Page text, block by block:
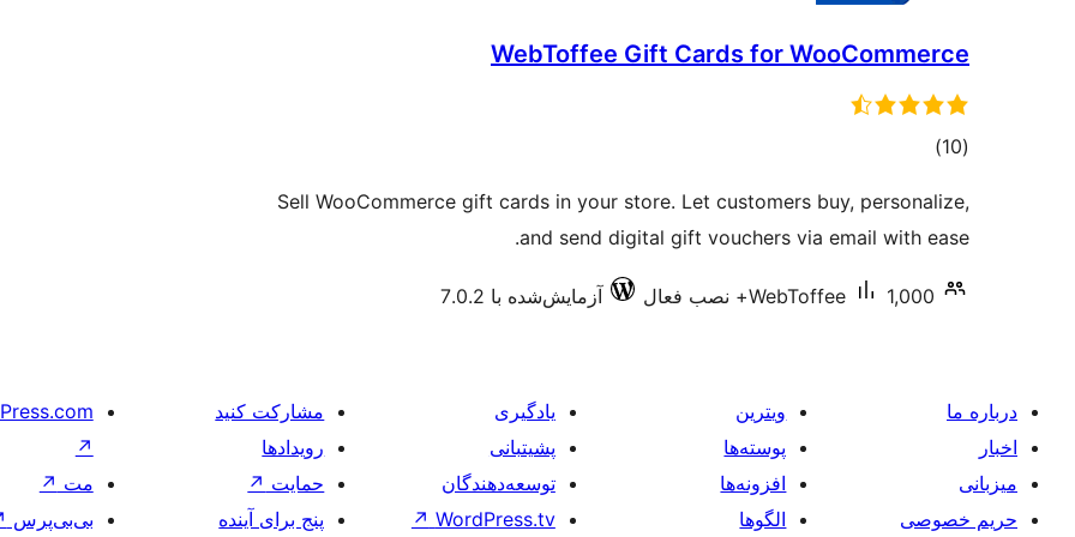
WebToffee Gift Cards for WooCommerce
(10
مجموع)
Sell WooCommerce gift cards in your store. Let customers buy, personalize,
and send digital gift vouchers via email with ease.
WebToffee 1,000+ نصب فعال آزمایش‌شده با 7.0.2
درباره ما
اخبار
میزبانی
حریم خصوصی
ویترین
پوسته‌ها
افزونه‌ها
الگوها
یادگیری
پشیتبانی
توسعه‌دهندگان
WordPress.tv
↗
مشارکت کنید
رویدادها
حمایت ↗
پنج برای آینده
↗
مت ↗
بی‌بی‌پرس